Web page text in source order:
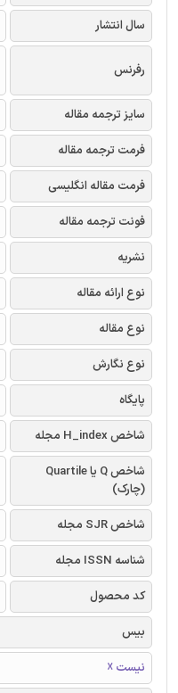
سال انتشار
رفرنس
سایز ترجمه مقاله
فرمت ترجمه مقاله
فرمت مقاله انگلیسی
فونت ترجمه مقاله
نشریه
نوع ارائه مقاله
نوع مقاله
نوع نگارش
پایگاه
شاخص H_index مجله
شاخص Q یا Quartile
(چارک)
شاخص SJR مجله
شناسه ISSN مجله
کد محصول
بیس
نیست ☓